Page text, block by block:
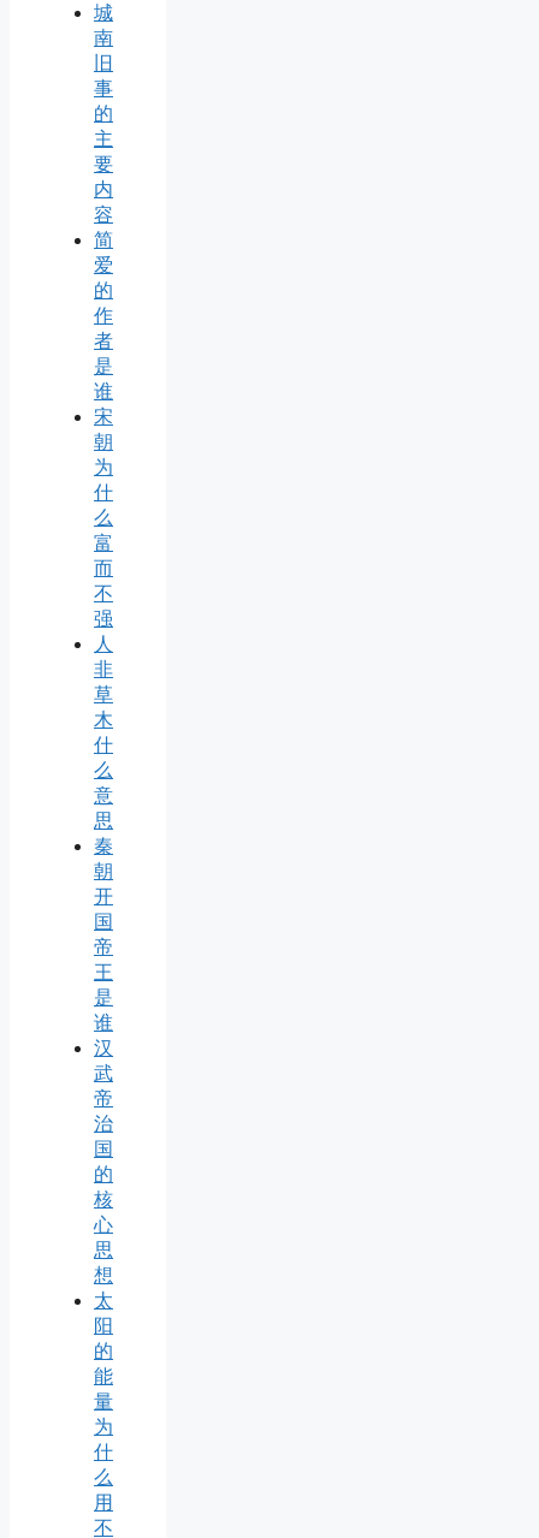
城
南
旧
事
的
主
要
内
容
简
爱
的
作
者
是
谁
宋
朝
为
什
么
富
而
不
强
人
非
草
木
什
么
意
思
秦
朝
开
国
帝
王
是
谁
汉
武
帝
治
国
的
核
心
思
想
太
阳
的
能
量
为
什
么
用
不